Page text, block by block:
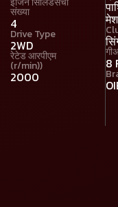
संख्या
4
Drive Type
2WD
रेटेड आरपीएम
(r/min))
2000
मेश
8